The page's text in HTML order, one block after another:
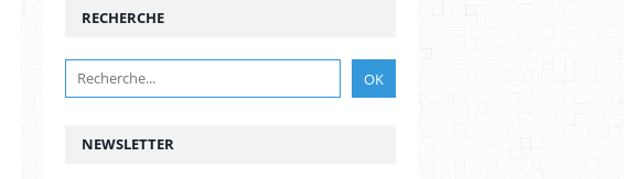
NEWSLETTER
RECHERCHE